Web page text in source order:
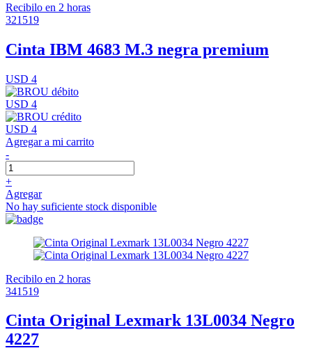
Recibilo en 2 horas
321519
Cinta IBM 4683 M.3 negra premium
USD 4
USD 4
USD 4
Agregar a mi carrito
-
+
Agregar
No hay suficiente stock disponible
Recibilo en 2 horas
341519
Cinta Original Lexmark 13L0034 Negro
4227